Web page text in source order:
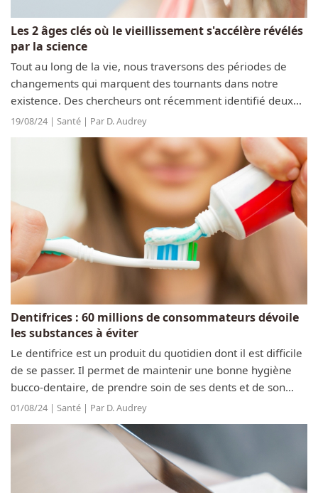
Les 2 âges clés où le vieillissement s'accélère révélés
par la science
Tout au long de la vie, nous traversons des périodes de
changements qui marquent des tournants dans notre
existence. Des chercheurs ont récemment identifié deux
âges spécifiques où ces transformations sont
particulièrement marquantes, provoquant...
19/08/24 | Santé | Par D. Audrey
Dentifrices : 60 millions de consommateurs dévoile
les substances à éviter
Le dentifrice est un produit du quotidien dont il est difficile
de se passer. Il permet de maintenir une bonne hygiène
bucco-dentaire, de prendre soin de ses dents et de son
haleine. On ne prête pas toujours attention à ce produit
que l’on peut...
01/08/24 | Santé | Par D. Audrey